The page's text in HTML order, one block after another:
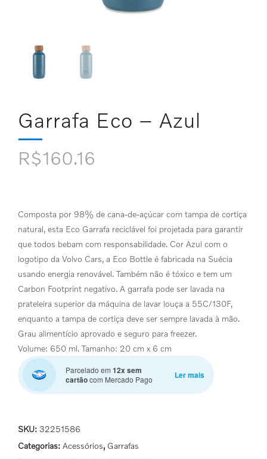
Garrafa Eco – Azul
R$160.16
Composta por 98% de cana-de-açúcar com tampa de cortiça
natural, esta Eco Garrafa reciclável foi projetada para garantir
que todos bebam com responsabilidade. Cor Azul com o
logotipo da Volvo Cars, a Eco Bottle é fabricada na Suécia
usando energia renovável. Também não é tóxico e tem um
Carbon Footprint negativo. A garrafa pode ser lavada na
prateleira superior da máquina de lavar louça a 55C/130F,
enquanto a tampa de cortiça deve ser sempre lavada à mão.
Grau alimentício aprovado e seguro para freezer.
Volume: 650 ml. Tamanho: 20 cm x 6 cm
Parcelado em 12x sem
cartãocom Mercado Pago Ler mais
SKU: 32251586
Categorias: Acessórios, Garrafas